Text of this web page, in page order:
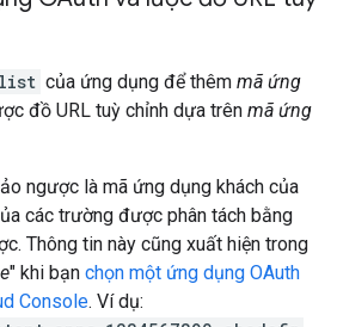
của ứng dụng để thêm mã ứng
đồ URL tuỳ chỉnh dựa trên mã ứng
ngược là mã ứng dụng khách của
các trường được phân tách bằng
Thông tin này cũng xuất hiện trong
" khi bạn chọn một ứng dụng OAuth
Console. Ví dụ: